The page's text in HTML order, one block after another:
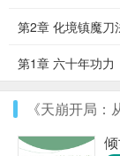
第2章 化境镇魔刀
第1章 六十年功力
《天崩开局